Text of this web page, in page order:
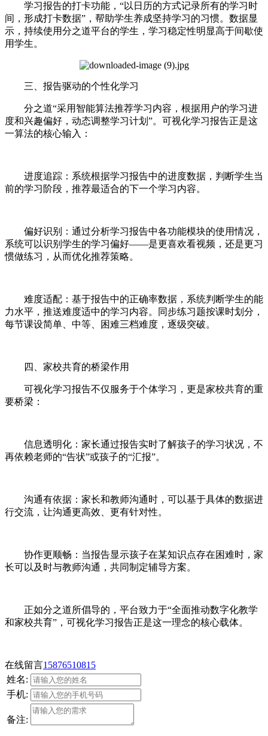
学习报告的打卡功能，“以日历的方式记录所有的学习时
间，形成打卡数据”，帮助学生养成坚持学习的习惯。数据显
示，持续使用分之道平台的学生，学习稳定性明显高于间歇使
用学生。
三、报告驱动的个性化学习
分之道“采用智能算法推荐学习内容，根据用户的学习进
度和兴趣偏好，动态调整学习计划”。可视化学习报告正是这
一算法的核心输入：
进度追踪：系统根据学习报告中的进度数据，判断学生当
前的学习阶段，推荐最适合的下一个学习内容。
偏好识别：通过分析学习报告中各功能模块的使用情况，
系统可以识别学生的学习偏好——是更喜欢看视频，还是更习
惯做练习，从而优化推荐策略。
难度适配：基于报告中的正确率数据，系统判断学生的能
力水平，推送难度适中的学习内容。同步练习题按课时划分，
每节课设简单、中等、困难三档难度，逐级突破。
四、家校共育的桥梁作用
可视化学习报告不仅服务于个体学习，更是家校共育的重
要桥梁：
信息透明化：家长通过报告实时了解孩子的学习状况，不
再依赖老师的“告状”或孩子的“汇报”。
沟通有依据：家长和教师沟通时，可以基于具体的数据进
行交流，让沟通更高效、更有针对性。
协作更顺畅：当报告显示孩子在某知识点存在困难时，家
长可以及时与教师沟通，共同制定辅导方案。
正如分之道所倡导的，平台致力于“全面推动数字化教学
和家校共育”，可视化学习报告正是这一理念的核心载体。
在线留言15876510815
姓名:
手机:
备注: